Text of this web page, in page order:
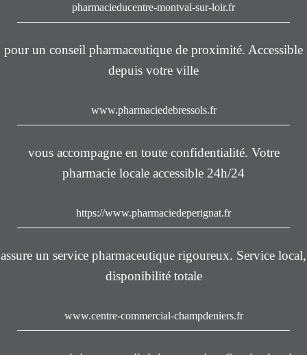
pharmacieducentre-montval-sur-loir.fr
pour un conseil pharmaceutique de proximité. Accessible
depuis votre ville
www.pharmaciedebressols.fr
vous accompagne en toute confidentialité. Votre
pharmacie locale accessible 24h/24
https://www.pharmaciedeperignat.fr
assure un service pharmaceutique rigoureux. Service local,
disponibilité totale
www.centre-commercial-champdeniers.fr